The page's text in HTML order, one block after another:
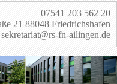
07541 203 562 20
21 88048 Friedrichshafen
sekretariat@rs-fn-ailingen.de